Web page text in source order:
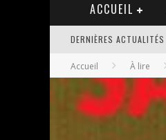
ACCUEIL
DERNIÈRES ACTUALITÉS
Accueil À lire